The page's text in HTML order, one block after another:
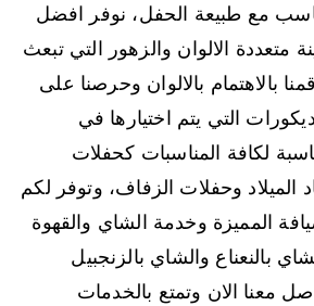
مع طبيعة الحفل، نوفر افضل
متعددة الالوان والزهور التي تبعث
بالاهتمام بالالوان وحرصنا على
التي يتم اختيارها في
لكافة المناسبات كحفلات
الميلاد وحفلات الزفاف، وتوفر لكم
المميزة وخدمة الشاي والقهوة
بالنعناع والشاي بالزنجبيل
معنا الان وتمتع بالخدمات